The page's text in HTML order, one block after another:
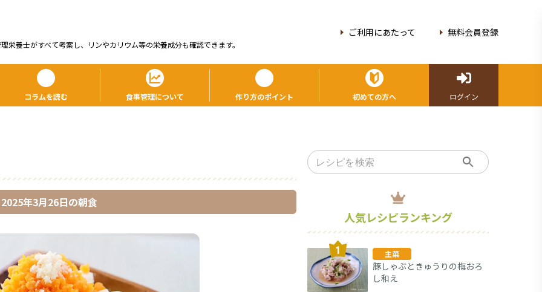
栄養⼠がすべて考案し、リンやカリウム等の栄養成分も確認できます。
ご利用にあたって 無料会員登録
コラムを読む 食事管理について 作り方のポイント 初めての方へ ログイン
2025年3月26日の朝食
人気レシピランキング
主菜
豚しゃぶときゅうりの梅おろ
し和え